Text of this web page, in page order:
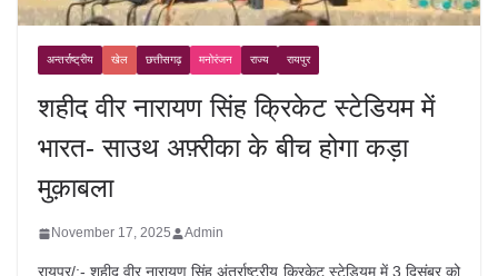
अन्तर्राष्ट्रीय खेल छत्तीसगढ़ मनोरंजन राज्य रायपुर
शहीद वीर नारायण सिंह क्रिकेट स्टेडियम में
भारत- साउथ अफ़्रीका के बीच होगा कड़ा
मुक़ाबला
November 17, 2025 Admin
रायपुर/:- शहीद वीर नारायण सिंह अंतर्राष्ट्रीय क्रिकेट स्टेडियम में 3 दिसंबर को